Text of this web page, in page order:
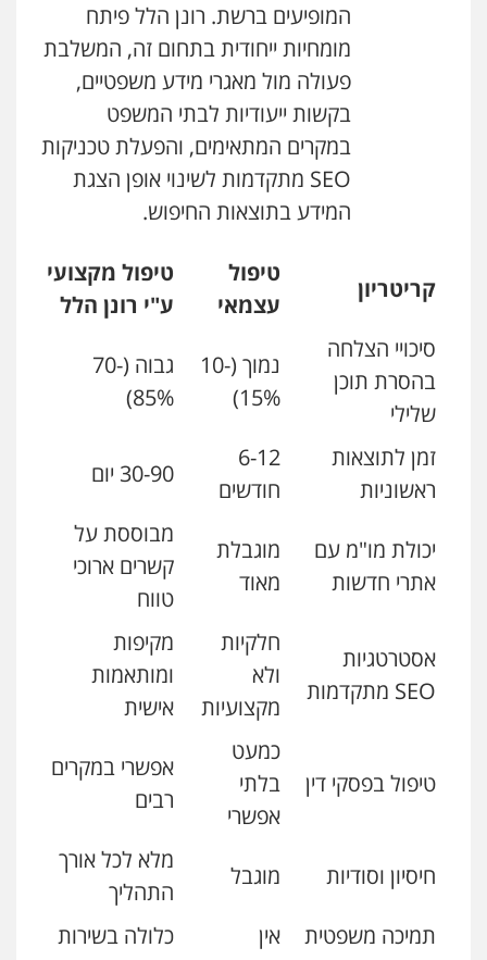
המופיעים ברשת. רונן הלל פיתח
מומחיות ייחודית בתחום זה, המשלבת
פעולה מול מאגרי מידע משפטיים,
בקשות ייעודיות לבתי המשפט
במקרים המתאימים, והפעלת טכניקות
SEO מתקדמות לשינוי אופן הצגת
המידע בתוצאות החיפוש.
קריטריון
טיפול
עצמאי
טיפול מקצועי
ע"י רונן הלל
סיכויי הצלחה
בהסרת תוכן
שלילי
נמוך (10-
15%)
גבוה (70-
85%)
זמן לתוצאות
ראשוניות
6-12
חודשים
30-90 יום
יכולת מו"מ עם
אתרי חדשות
מוגבלת
מאוד
מבוססת על
קשרים ארוכי
טווח
אסטרטגיות
SEO מתקדמות
חלקיות
ולא
מקצועיות
מקיפות
ומותאמות
אישית
טיפול בפסקי דין
כמעט
בלתי
אפשרי
אפשרי במקרים
רבים
חיסיון וסודיות מוגבל
מלא לכל אורך
התהליך
תמיכה משפטית
אין כלולה בשירות